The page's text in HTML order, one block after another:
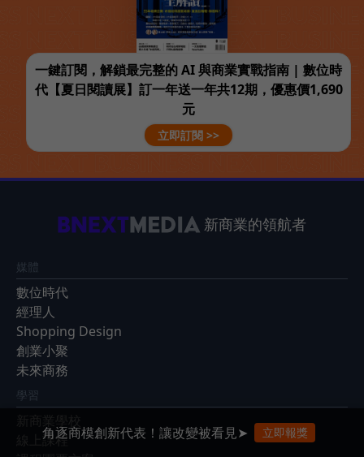
一鍵訂閱，解鎖最完整的 AI 與商業實戰指南 | 數位時
代【夏日閱讀展】訂一年送一年共12期，優惠價1,690
元
立即訂閱 >>
新商業的領航者
媒體
數位時代
經理人
Shopping Design
創業小聚
未來商務
學習
線上課程
角逐商模創新代表！讓改變被看見➤ 立即報獎